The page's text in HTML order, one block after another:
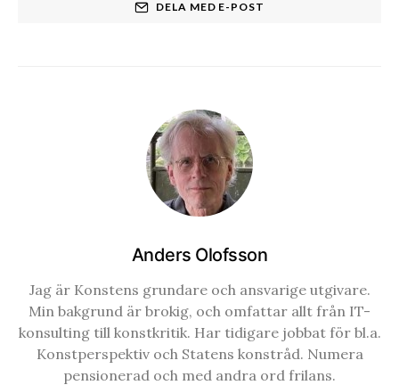
DELA MED E-POST
Anders Olofsson
Jag är Konstens grundare och ansvarige utgivare.
Min bakgrund är brokig, och omfattar allt från IT-
konsulting till konstkritik. Har tidigare jobbat för bl.a.
Konstperspektiv och Statens konstråd. Numera
pensionerad och med andra ord frilans.